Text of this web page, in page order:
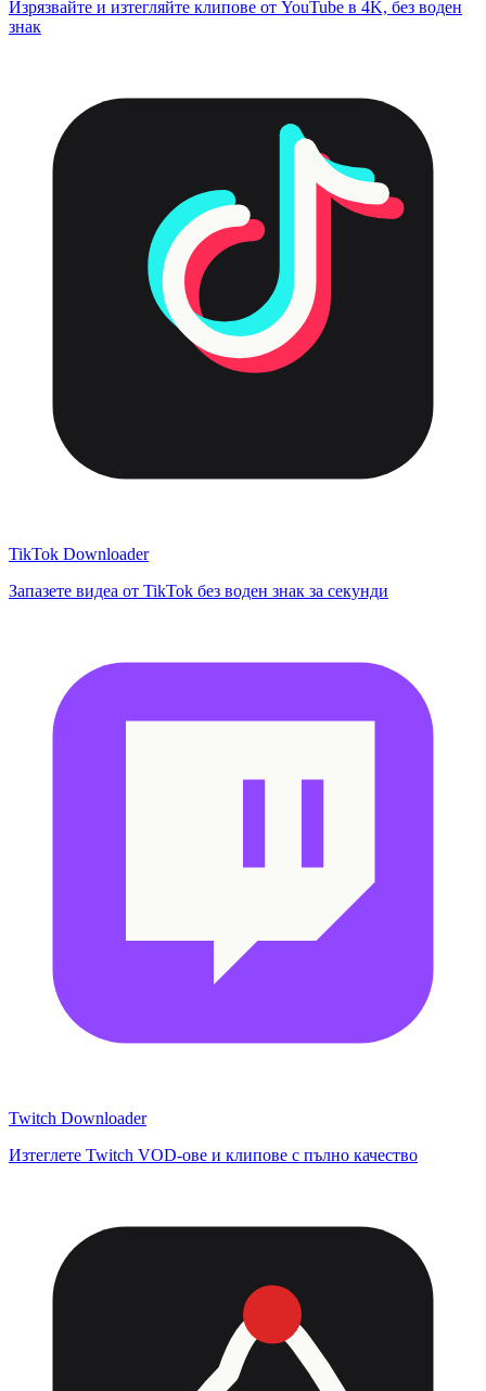
Изрязвайте и изтегляйте клипове от YouTube в 4K, без воден
знак
TikTok Downloader
Запазете видеа от TikTok без воден знак за секунди
Twitch Downloader
Изтеглете Twitch VOD-ове и клипове с пълно качество